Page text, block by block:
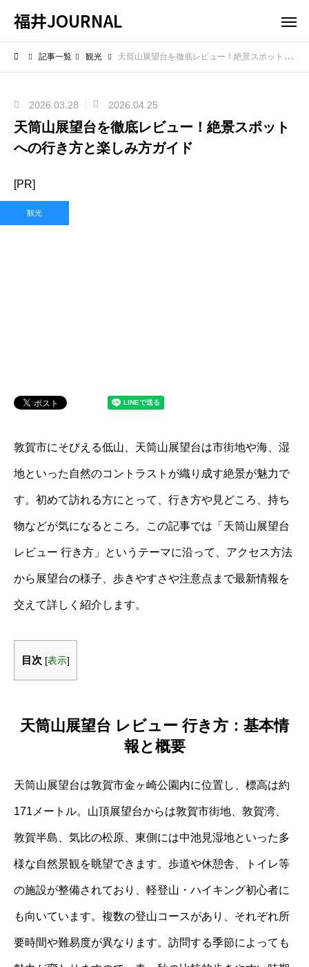
福井JOURNAL
記事一覧 観光 天筒山展望台を徹底レビュー！絶景スポットへの行き方と楽しみ方ガイド
2026.03.28 2026.04.25
天筒山展望台を徹底レビュー！絶景スポット
への行き方と楽しみ方ガイド
[PR]
観光
敦賀市にそびえる低山、天筒山展望台は市街地や海、湿
地といった自然のコントラストが織り成す絶景が魅力で
す。初めて訪れる方にとって、行き方や見どころ、持ち
物などが気になるところ。この記事では「天筒山展望台
レビュー 行き方」というテーマに沿って、アクセス方法
から展望台の様子、歩きやすさや注意点まで最新情報を
交えて詳しく紹介します。
目次 [表示]
天筒山展望台 レビュー 行き方：基本情
報と概要
天筒山展望台は敦賀市金ヶ崎公園内に位置し、標高は約
171メートル。山頂展望台からは敦賀市街地、敦賀湾、
敦賀半島、気比の松原、東側には中池見湿地といった多
様な自然景観を眺望できます。歩道や休憩舎、トイレ等
の施設が整備されており、軽登山・ハイキング初心者に
も向いています。複数の登山コースがあり、それぞれ所
要時間や難易度が異なります。訪問する季節によっても